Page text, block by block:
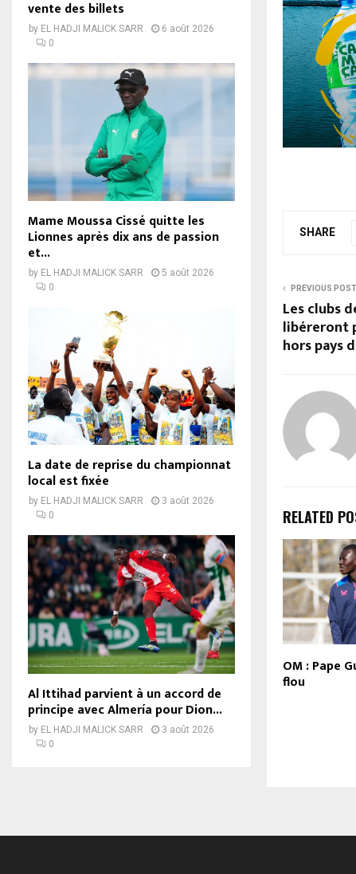
SHARE
PREVIOUS POST
Les clubs
libéreront
hors pays
RELATED
OM : Pape
flou
vente des billets
by EL HADJI MALICK SARR
6 août 2026
0
Mame Moussa Cissé quitte les
Lionnes après dix ans de passion
et...
by EL HADJI MALICK SARR
5 août 2026
0
La date de reprise du championnat
local est fixée
by EL HADJI MALICK SARR
3 août 2026
0
Al Ittihad parvient à un accord de
principe avec Almería pour Dion...
by EL HADJI MALICK SARR
3 août 2026
0